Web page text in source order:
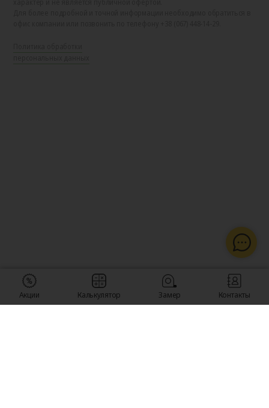
Акции Калькулятор Замер Контакты